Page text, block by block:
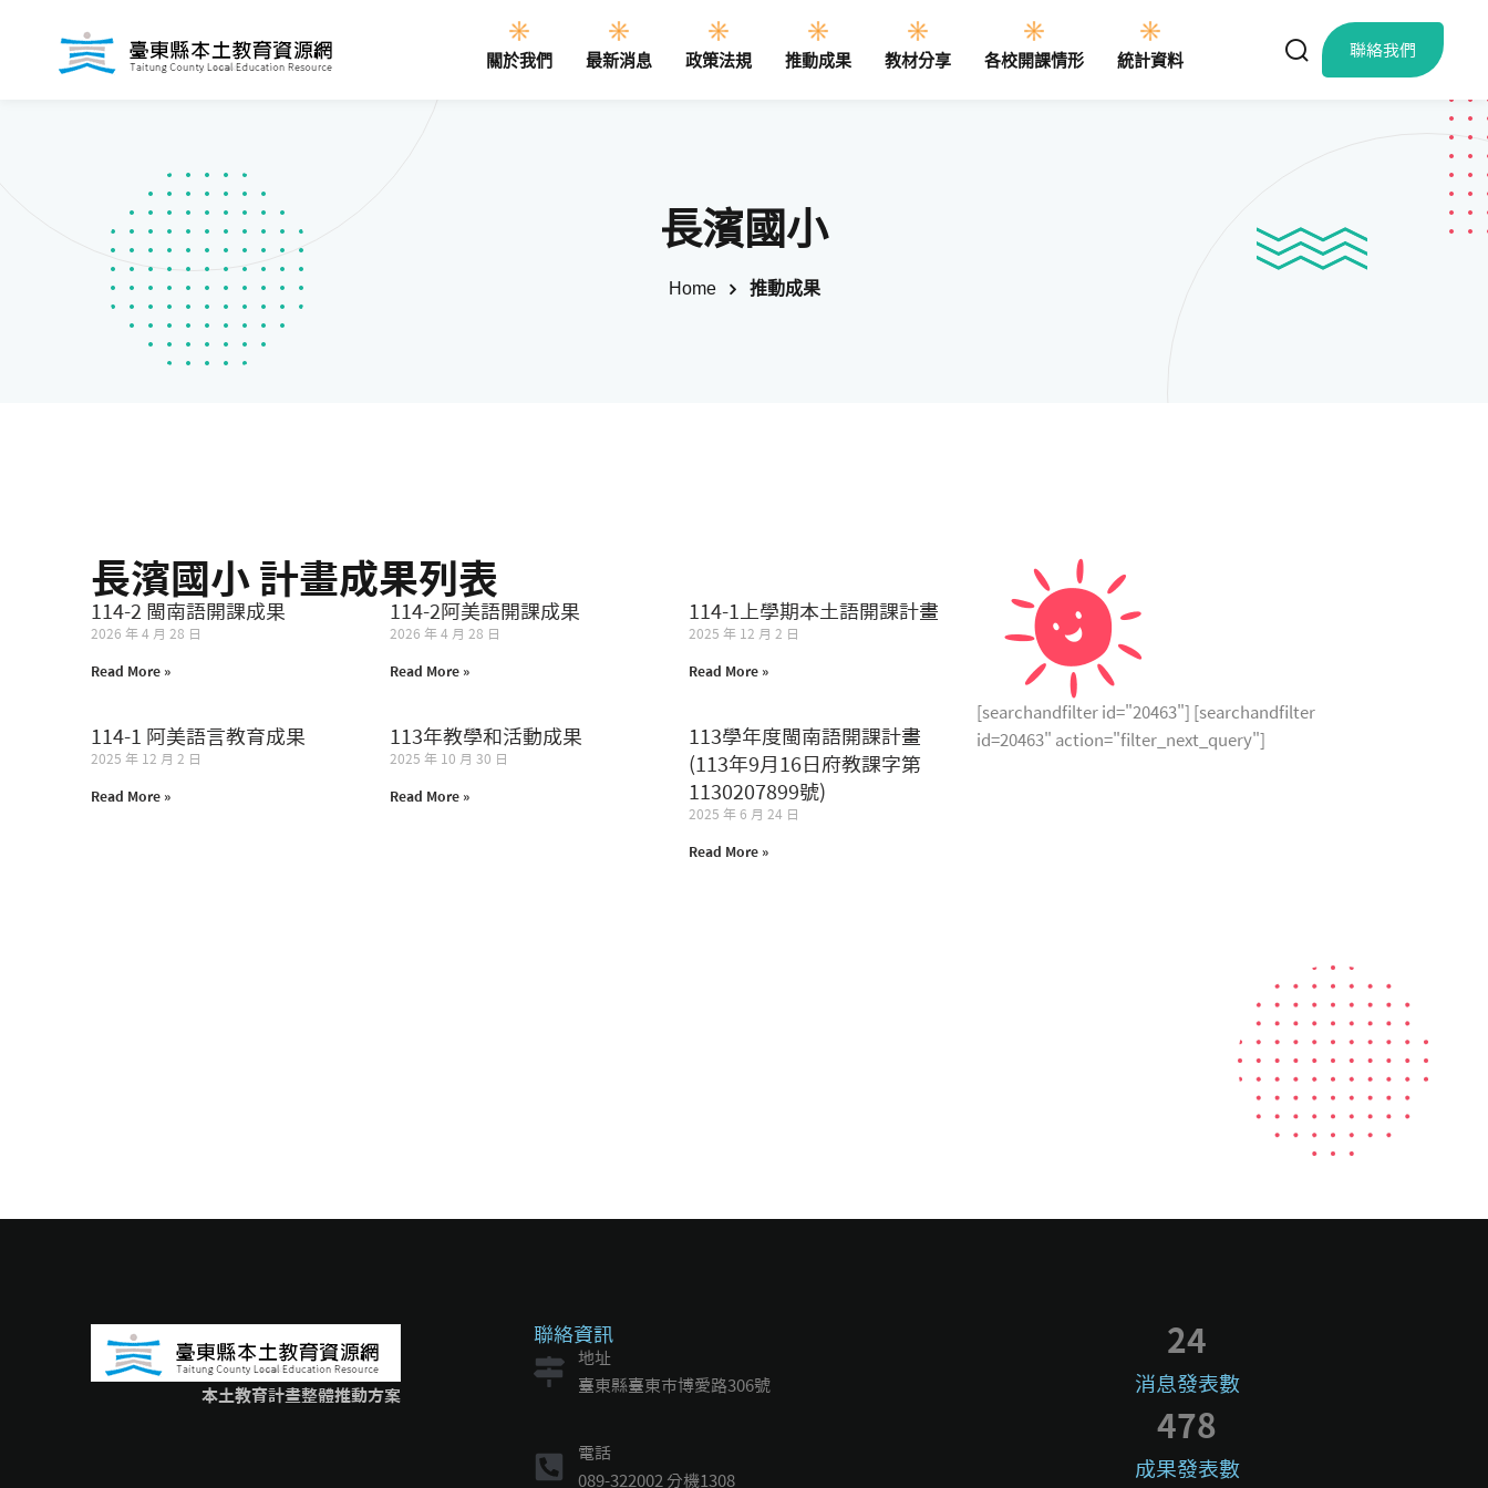
關於我們 最新消息 政策法規 推動成果 教材分享 各校開課情形 統計資料 聯絡我們
長濱國小
Home 推動成果
[searchandfilter id="20463"] [searchandfilter
id=20463" action="filter_next_query"]
長濱國小 計畫成果列表
114-2 閩南語開課成果
2026 年 4 月 28 日
Read More »
114-2阿美語開課成果
2026 年 4 月 28 日
Read More »
114-1上學期本土語開課計畫
2025 年 12 月 2 日
Read More »
114-1 阿美語言教育成果
2025 年 12 月 2 日
Read More »
113年教學和活動成果
2025 年 10 月 30 日
Read More »
113學年度閩南語開課計畫
(113年9月16日府教課字第
1130207899號)
2025 年 6 月 24 日
Read More »
本土教育計畫整體推動方案
聯絡資訊
地址
臺東縣臺東市博愛路306號
電話
089-322002 分機1308
消息發表數
24
成果發表數
478
Sign in